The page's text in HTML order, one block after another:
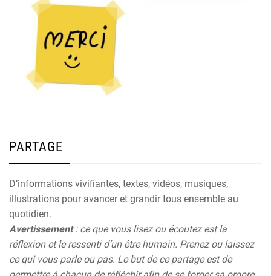
PARTAGE
D’informations vivifiantes, textes, vidéos, musiques,
illustrations pour avancer et grandir tous ensemble au
quotidien.
Avertissement: ce que vous lisez ou écoutez est la
réflexion et le ressenti d’un être humain. Prenez ou laissez
ce qui vous parle ou pas. Le but de ce partage est de